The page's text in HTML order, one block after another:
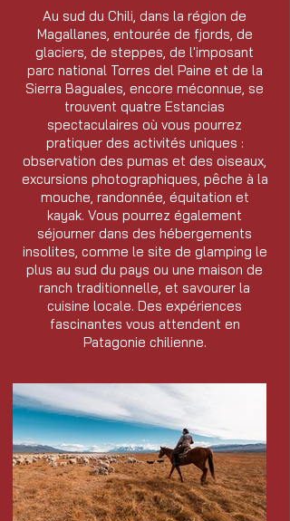
Au sud du Chili, dans la région de
Magallanes, entourée de fjords, de
glaciers, de steppes, de l'imposant
parc national Torres del Paine et de la
Sierra Baguales, encore méconnue, se
trouvent quatre Estancias
spectaculaires où vous pourrez
pratiquer des activités uniques :
observation des pumas et des oiseaux,
excursions photographiques, pêche à la
mouche, randonnée, équitation et
kayak. Vous pourrez également
séjourner dans des hébergements
insolites, comme le site de glamping le
plus au sud du pays ou une maison de
ranch traditionnelle, et savourer la
cuisine locale. Des expériences
fascinantes vous attendent en
Patagonie chilienne.